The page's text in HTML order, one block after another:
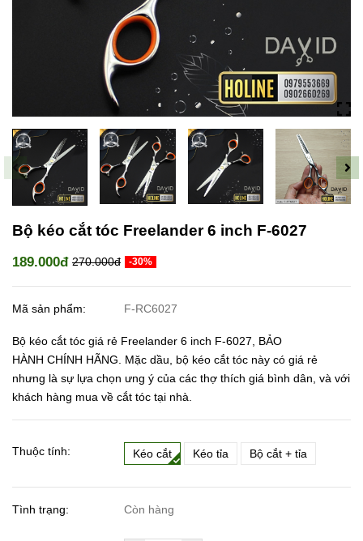
Bộ kéo cắt tóc Freelander 6 inch F-6027
189.000đ 270.000đ -30%
Mã sản phẩm: F-RC6027
Bộ kéo cắt tóc giá rẻ Freelander 6 inch F-6027, BẢO
HÀNH CHÍNH HÃNG. Mặc dầu, bộ kéo cắt tóc này có giá rẻ
nhưng là sự lựa chọn ưng ý của các thợ thích giá bình dân, và với
khách hàng mua về cắt tóc tại nhà.
Thuộc tính: Kéo cắt Kéo tỉa Bộ cắt + tỉa
Tình trạng: Còn hàng